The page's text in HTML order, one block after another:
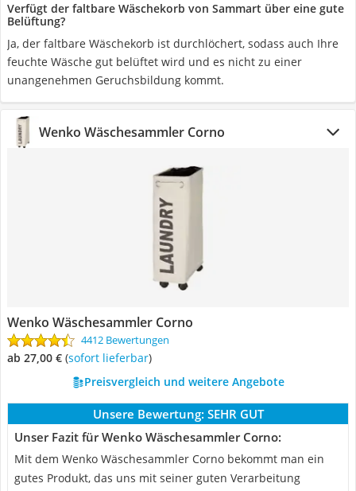
Verfügt der faltbare Wäschekorb von Sammart über eine gute
Belüftung?
Ja, der faltbare Wäschekorb ist durchlöchert, sodass auch Ihre
feuchte Wäsche gut belüftet wird und es nicht zu einer
unangenehmen Geruchsbildung kommt.
Wenko Wäschesammler Corno
Wenko Wäschesammler Corno
4412 Bewertungen
ab 27,00 € ( Sofort lieferbar)
Preisvergleich und weitere Angebote
Unsere Bewertung: SEHR GUT
Unser Fazit für Wenko Wäschesammler Corno:
Mit dem Wenko Wäschesammler Corno bekommt man ein
gutes Produkt, das uns mit seiner guten Verarbeitung